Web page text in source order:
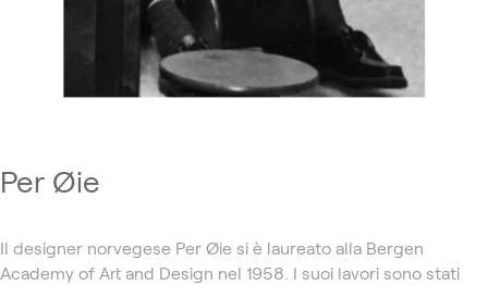
Per Øie
Il designer norvegese Per Øie si è laureato alla Bergen
Academy of Art and Design nel 1958. I suoi lavori sono stati